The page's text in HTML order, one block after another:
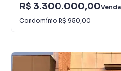
R$ 3.300.000,00Venda
Condomínio R$ 950,00